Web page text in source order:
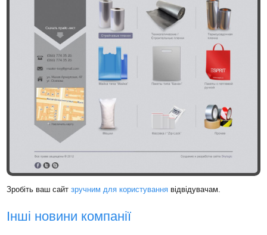
Зробіть ваш сайтзручним для користування відвідувачам.
Інші новини компанії